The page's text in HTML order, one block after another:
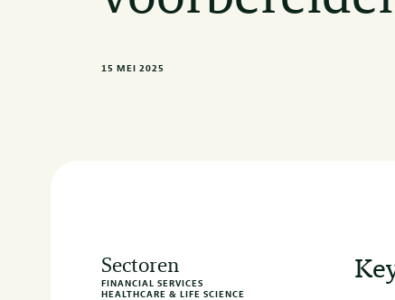
15 MEI 2025
Sectoren
FINANCIAL SERVICES
HEALTHCARE & LIFE SCIENCE